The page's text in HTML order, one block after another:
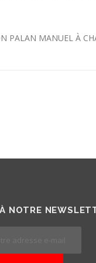
PALAN MANUEL À
NOTRE